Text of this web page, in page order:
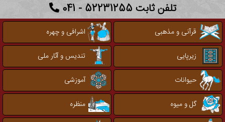
تلفن ثابت 52231255 - 041
قرآنی و مذهبی
اشرافی و چهره
زیرپایی
تندیس و آثار ملی
حیوانات
آموزشی
گل و میوه
منظره